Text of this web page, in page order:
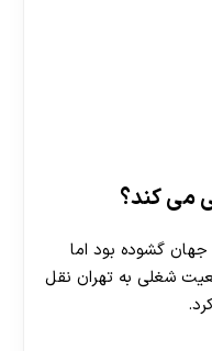
می کند؟
گشوده بود اما
شغلی به تهران نقل